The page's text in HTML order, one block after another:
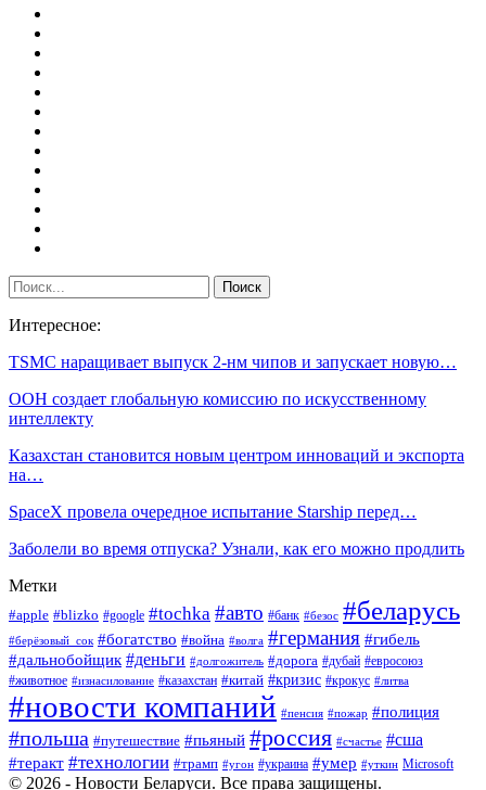
Интересное:
TSMC наращивает выпуск 2-нм чипов и запускает новую…
ООН создает глобальную комиссию по искусственному
интеллекту
Казахстан становится новым центром инноваций и экспорта
на…
SpaceX провела очередное испытание Starship перед…
Заболели во время отпуска? Узнали, как его можно продлить
Метки
#apple #blizko #google #tochka #авто #банк #безос #беларусь
#берёзовый_сок #богатство #война #волга #германия #гибель
#дальнобойщик #деньги #долгожитель #дорога #дубай #евросоюз
#животное #изнасилование #казахстан #китай #кризис #крокус #литва
#новости компаний #пенсия #пожар #полиция
#польша #путешествие #пьяный #россия #счастье #сша
#теракт #технологии #трамп #угон #украина #умер #уткин Microsoft
© 2026 - Новости Беларуси. Все права защищены.